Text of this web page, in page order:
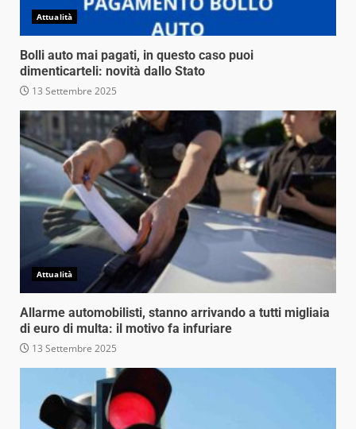
Attualità
Bolli auto mai pagati, in questo caso puoi
dimenticarteli: novità dallo Stato
13 Settembre 2025
Attualità
Allarme automobilisti, stanno arrivando a tutti migliaia
di euro di multa: il motivo fa infuriare
13 Settembre 2025